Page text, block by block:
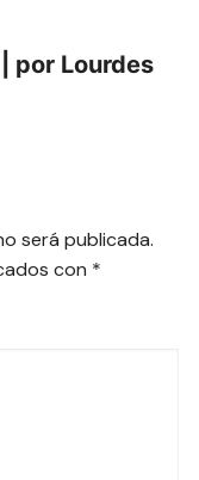
por Lourdes
será publicada.
con *